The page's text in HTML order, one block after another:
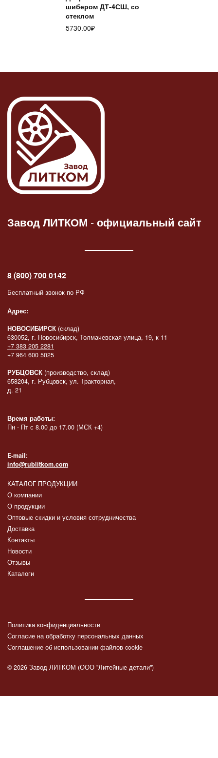
шибером ДТ-4СШ, со
стеклом
5730.00₽
Завод ЛИТКОМ -официальный сайт
8 (800) 700 0142
Бесплатный звонок по РФ
Адрес:
НОВОСИБИРСК (склад)
630052, г. Новосибирск, Толмачевская улица, 19, к 11
+7 383 205 2281
+7 964 600 5025
РУБЦОВСК (производство, склад)
658204, г. Рубцовск, ул. Тракторная,
д. 21
Время работы:
Пн - Пт с 8.00 до 17.00 (МСК +4)
E-mail:
info@rublitkom.com
КАТАЛОГ ПРОДУКЦИИ
О компании
О продукции
Оптовые скидки и условия сотрудничества
Доставка
Контакты
Новости
Отзывы
Каталоги
Политика конфиденциальности
Согласие на обработку персональных данных
Соглашение об использовании файлов cookie
© 2026 Завод ЛИТКОМ (ООО "Литейные детали")